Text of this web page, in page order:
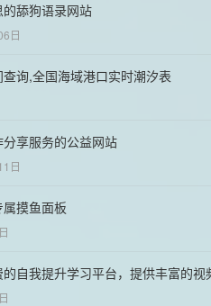
舔狗语录网站
日
询,全国海域港口实时潮汐表
享服务的公益网站
日
摸鱼面板
自我提升学习平台，提供丰富的视